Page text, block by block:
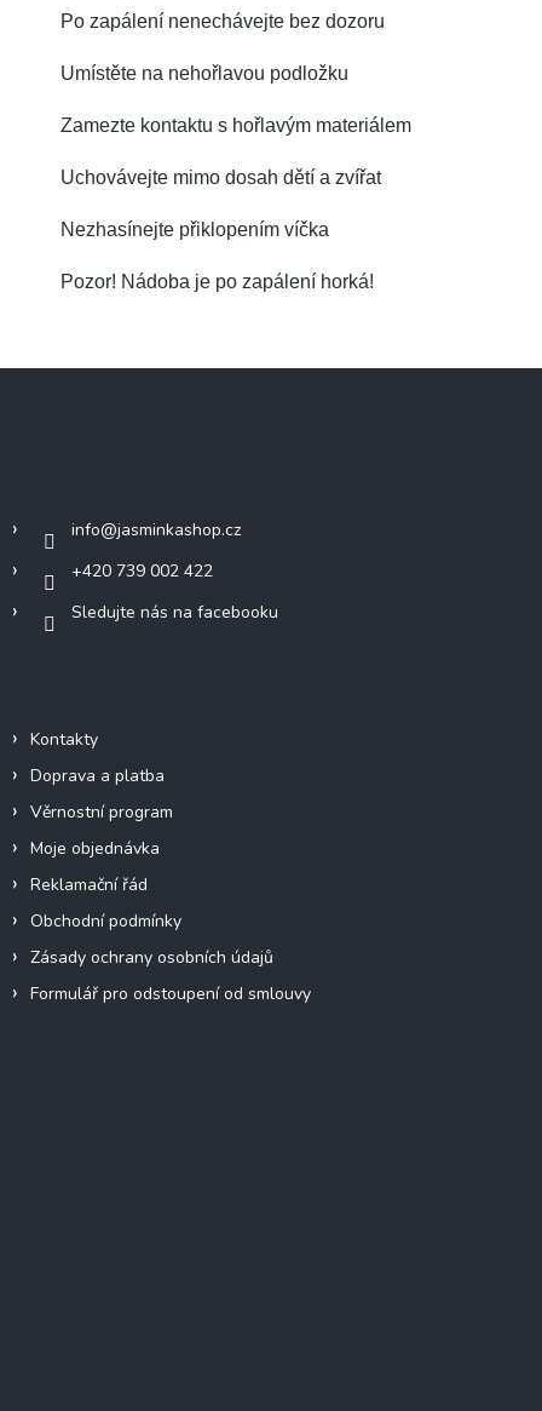
Po zapálení nenechávejte bez dozoru
Umístěte na nehořlavou podložku
Zamezte kontaktu s hořlavým materiálem
Uchovávejte mimo dosah dětí a zvířat
Nezhasínejte přiklopením víčka
Pozor! Nádoba je po zapálení horká!
info@jasminkashop.cz
+420 739 002 422
Sledujte nás na facebooku
Kontakty
Doprava a platba
Věrnostní program
Moje objednávka
Reklamační řád
Obchodní podmínky
Zásady ochrany osobních údajů
Formulář pro odstoupení od smlouvy